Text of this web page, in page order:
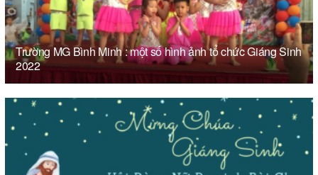
Trường MG Bình Minh : một số hình ảnh tổ chức Giáng Sinh
2022